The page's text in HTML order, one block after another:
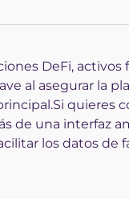
DeFi,
al asegurar la
Si quieres
de una interfaz
los datos de